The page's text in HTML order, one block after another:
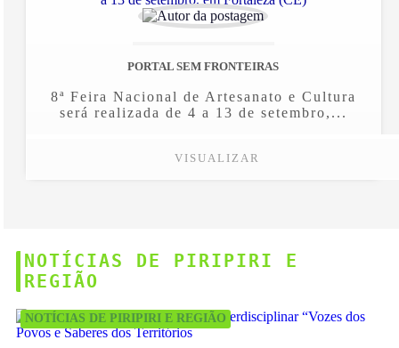
PORTAL SEM FRONTEIRAS
8ª Feira Nacional de Artesanato e Cultura
será realizada de 4 a 13 de setembro,...
VISUALIZAR
NOTÍCIAS DE PIRIPIRI E
REGIÃO
NOTÍCIAS DE PIRIPIRI E REGIÃO